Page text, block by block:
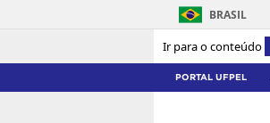
Ir para o conteúdo
BRASIL
PORTAL UFPEL